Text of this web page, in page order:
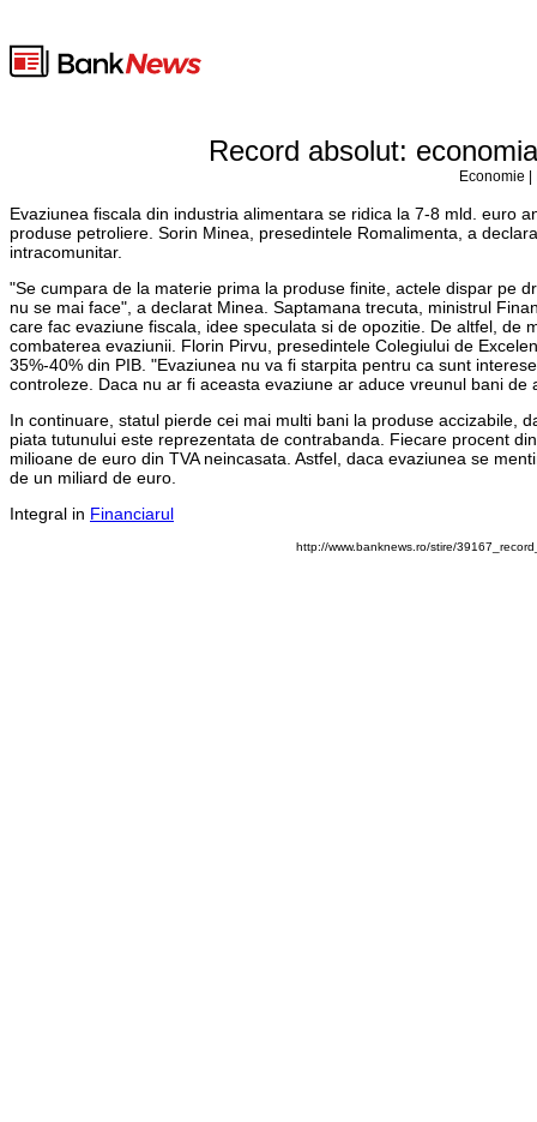
Record absolut:
Economie
Evaziunea fiscala din industria alimentara se ridica la 7-8 mld. euro
produse petroliere. Sorin Minea, presedintele Romalimenta, a
intracomunitar.
"Se cumpara de la materie prima la produse finite, actele dispar pe
nu se mai face", a declarat Minea. Saptamana trecuta, ministrul
care fac evaziune fiscala, idee speculata si de opozitie. De altfel,
combaterea evaziunii. Florin Pirvu, presedintele Colegiului de
35%-40% din PIB. "Evaziunea nu va fi starpita pentru ca sunt
controleze. Daca nu ar fi aceasta evaziune ar aduce vreunul bani
In continuare, statul pierde cei mai multi bani la produse accizabile,
piata tutunului este reprezentata de contrabanda. Fiecare procent
milioane de euro din TVA neincasata. Astfel, daca evaziunea se
de un miliard de euro.
Integral in Financiarul
http://www.banknews.ro/stire/